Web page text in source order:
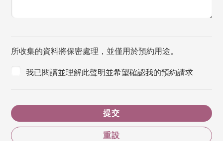
所收集的資料將保密處理，並僅用於預約用途。
我已閱讀並理解此聲明並希望確認我的預約請求
提交
重設